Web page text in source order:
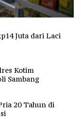
Juta dari Laci
Kotim
Sambang
20 Tahun di